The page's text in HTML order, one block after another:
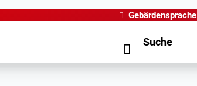
Gebärdensprache
Suche